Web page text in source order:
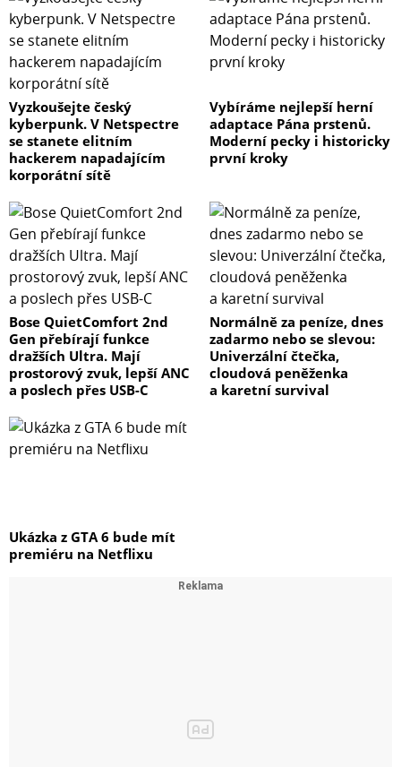
Vyzkoušejte český
kyberpunk. V Netspectre
se stanete elitním
hackerem napadajícím
korporátní sítě
Vybíráme nejlepší herní
adaptace Pána prstenů.
Moderní pecky i historicky
první kroky
Bose QuietComfort 2nd
Gen přebírají funkce
dražších Ultra. Mají
prostorový zvuk, lepší ANC
a poslech přes USB-C
Normálně za peníze, dnes
zadarmo nebo se slevou:
Univerzální čtečka,
cloudová peněženka
a karetní survival
Ukázka z GTA 6 bude mít
premiéru na Netflixu